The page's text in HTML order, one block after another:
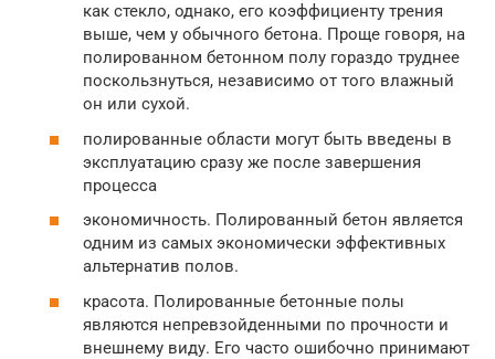
как стекло, однако, его коэффициенту трения
выше, чем у обычного бетона. Проще говоря, на
полированном бетонном полу гораздо труднее
поскользнуться, независимо от того влажный
он или сухой.
полированные области могут быть введены в
эксплуатацию сразу же после завершения
процесса
экономичность. Полированный бетон является
одним из самых экономически эффективных
альтернатив полов.
красота. Полированные бетонные полы
являются непревзойденными по прочности и
внешнему виду. Его часто ошибочно принимают